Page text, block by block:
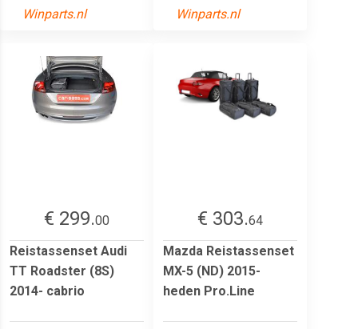
Winparts.nl Winparts.nl
€ 299.00
Reistassenset Audi
TT Roadster (8S)
2014- cabrio
€ 303.64
Mazda Reistassenset
MX-5 (ND) 2015-
heden Pro.Line